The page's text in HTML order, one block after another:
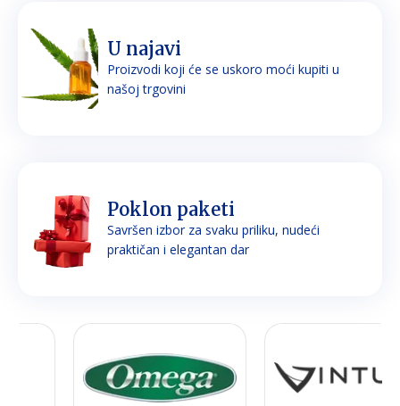
U najavi
Proizvodi koji će se uskoro moći kupiti u
našoj trgovini
Poklon paketi
Savršen izbor za svaku priliku, nudeći
praktičan i elegantan dar